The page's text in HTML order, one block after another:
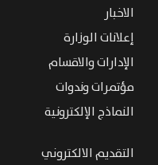
الاخبار
إعلانات الوزارة
الإدارات والاقسام
مؤتمرات وندوات
النماذج الإلكترونية
التقديم الالكتروني